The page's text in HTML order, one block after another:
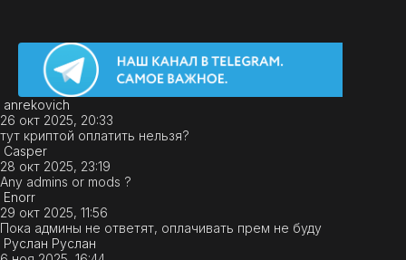
anrekovich
26 окт 2025, 20:33
тут криптой оплатить нельзя?
Casper
28 окт 2025, 23:19
Any admins or mods ?
Enorr
29 окт 2025, 11:56
Пока админы не ответят, оплачивать прем не буду
Руслан Руслан